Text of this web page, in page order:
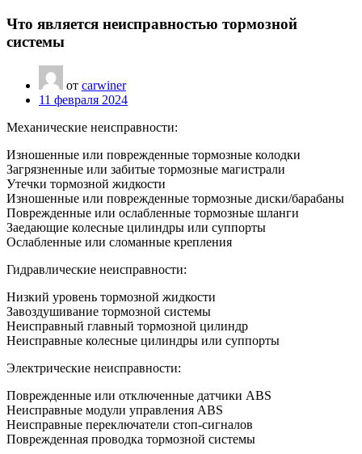
Что является неисправностью тормозной
системы
от carwiner
11 февраля 2024
Механические неисправности:
Изношенные или поврежденные тормозные колодки
Загрязненные или забитые тормозные магистрали
Утечки тормозной жидкости
Изношенные или поврежденные тормозные диски/барабаны
Поврежденные или ослабленные тормозные шланги
Заедающие колесные цилиндры или суппорты
Ослабленные или сломанные крепления
Гидравлические неисправности:
Низкий уровень тормозной жидкости
Завоздушивание тормозной системы
Неисправный главный тормозной цилиндр
Неисправные колесные цилиндры или суппорты
Электрические неисправности:
Поврежденные или отключенные датчики ABS
Неисправные модули управления ABS
Неисправные переключатели стоп-сигналов
Поврежденная проводка тормозной системы